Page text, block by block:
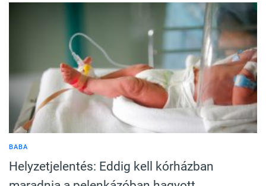
BABA
Helyzetjelentés: Eddig kell kórházban